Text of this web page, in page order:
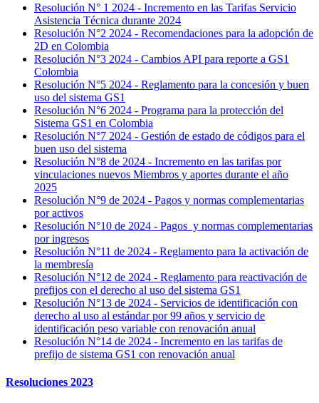
Resolución N° 1 2024 - Incremento en las Tarifas Servicio
Asistencia Técnica durante 2024
Resolución N°2 2024 - Recomendaciones para la adopción de
2D en Colombia
Resolución N°3 2024 - Cambios API para reporte a GS1
Colombia
Resolución N°5 2024 - Reglamento para la concesión y buen
uso del sistema GS1
Resolución N°6 2024 - Programa para la protección del
Sistema GS1 en Colombia
Resolución N°7 2024 - Gestión de estado de códigos para el
buen uso del sistema
Resolución N°8 de 2024 - Incremento en las tarifas por
vinculaciones nuevos Miembros y aportes durante el año
2025​
Resolución N°9 de 2024 - Pagos y normas complementarias
por activos
​Resolución N°10 de 2024 - Pagos y normas complementarias
por ingresos​
Resolución N°11 de 2024 - Reglamento para la activación de
la membresía​
Resolución N°12 de 2024 - Reglamento para reactivación de
prefijos con el derecho al uso del sistema GS1​
Resolución N°13 de 2024 - Servicios de identificación con
derecho al uso al estándar por 99 años y servicio de
identificación peso variable con renovación anual​
Resolución N°14 de 2024 - Incremento en las tarifas de
prefijo de sistema GS1 con renovación anual​
Resoluciones 2023